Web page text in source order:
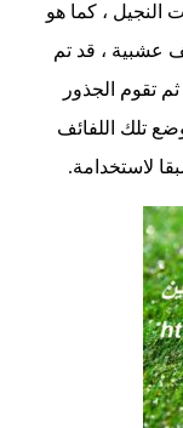
النجيل ، كما هو
عشبية ، قد تم
تقوم الجذور
تلك اللفائف
لاستخدامة.